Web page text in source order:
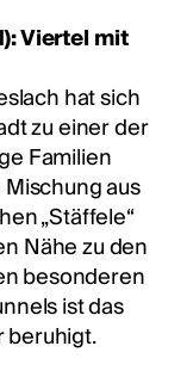
Viertel mit
hat sich
zu einer der
Familien
aus
„Stäffele“
Nähe zu den
besonderen
ist das
beruhigt.